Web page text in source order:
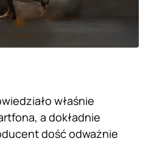
właśnie
a dokładnie
dość odważnie